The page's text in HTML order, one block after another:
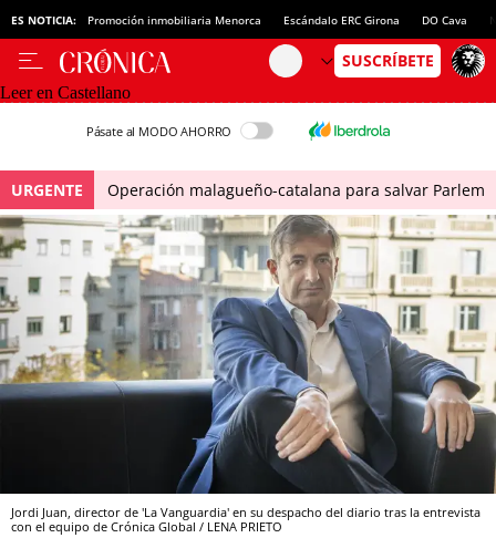
ES NOTICIA: Promoción inmobiliaria Menorca Escándalo ERC Girona DO Cava
Leer en Castellano
Pásate al MODO AHORRO
URGENTE Operación malagueño-catalana para salvar Parlem
Jordi Juan, director de 'La Vanguardia' en su despacho del diario tras la entrevista
con el equipo de Crónica Global / LENA PRIETO